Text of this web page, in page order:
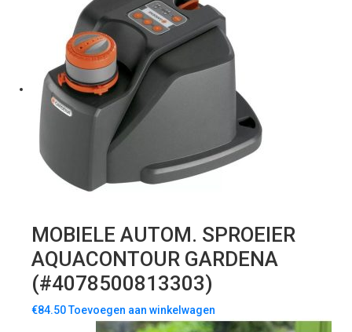
MOBIELE AUTOM. SPROEIER
AQUACONTOUR GARDENA
(#4078500813303)
€84.50Toevoegen aan winkelwagen